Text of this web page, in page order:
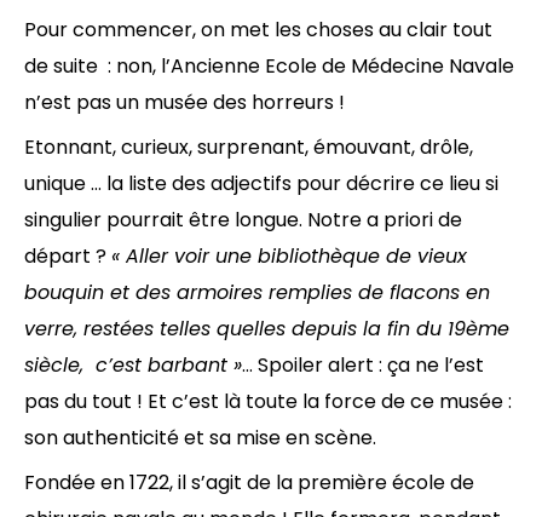
Pour commencer, on met les choses au clair tout
de suite : non, l’Ancienne Ecole de Médecine Navale
n’est pas un musée des horreurs !
Etonnant, curieux, surprenant, émouvant, drôle,
unique … la liste des adjectifs pour décrire ce lieu si
singulier pourrait être longue. Notre a priori de
départ ?« Aller voir une bibliothèque de vieux
bouquin et des armoires remplies de flacons en
verre, restées telles quelles depuis la fin du 19ème
siècle, c’est barbant »… Spoiler alert : ça ne l’est
pas du tout ! Et c’est là toute la force de ce musée :
son authenticité et sa mise en scène.
Fondée en 1722, il s’agit de la première école de